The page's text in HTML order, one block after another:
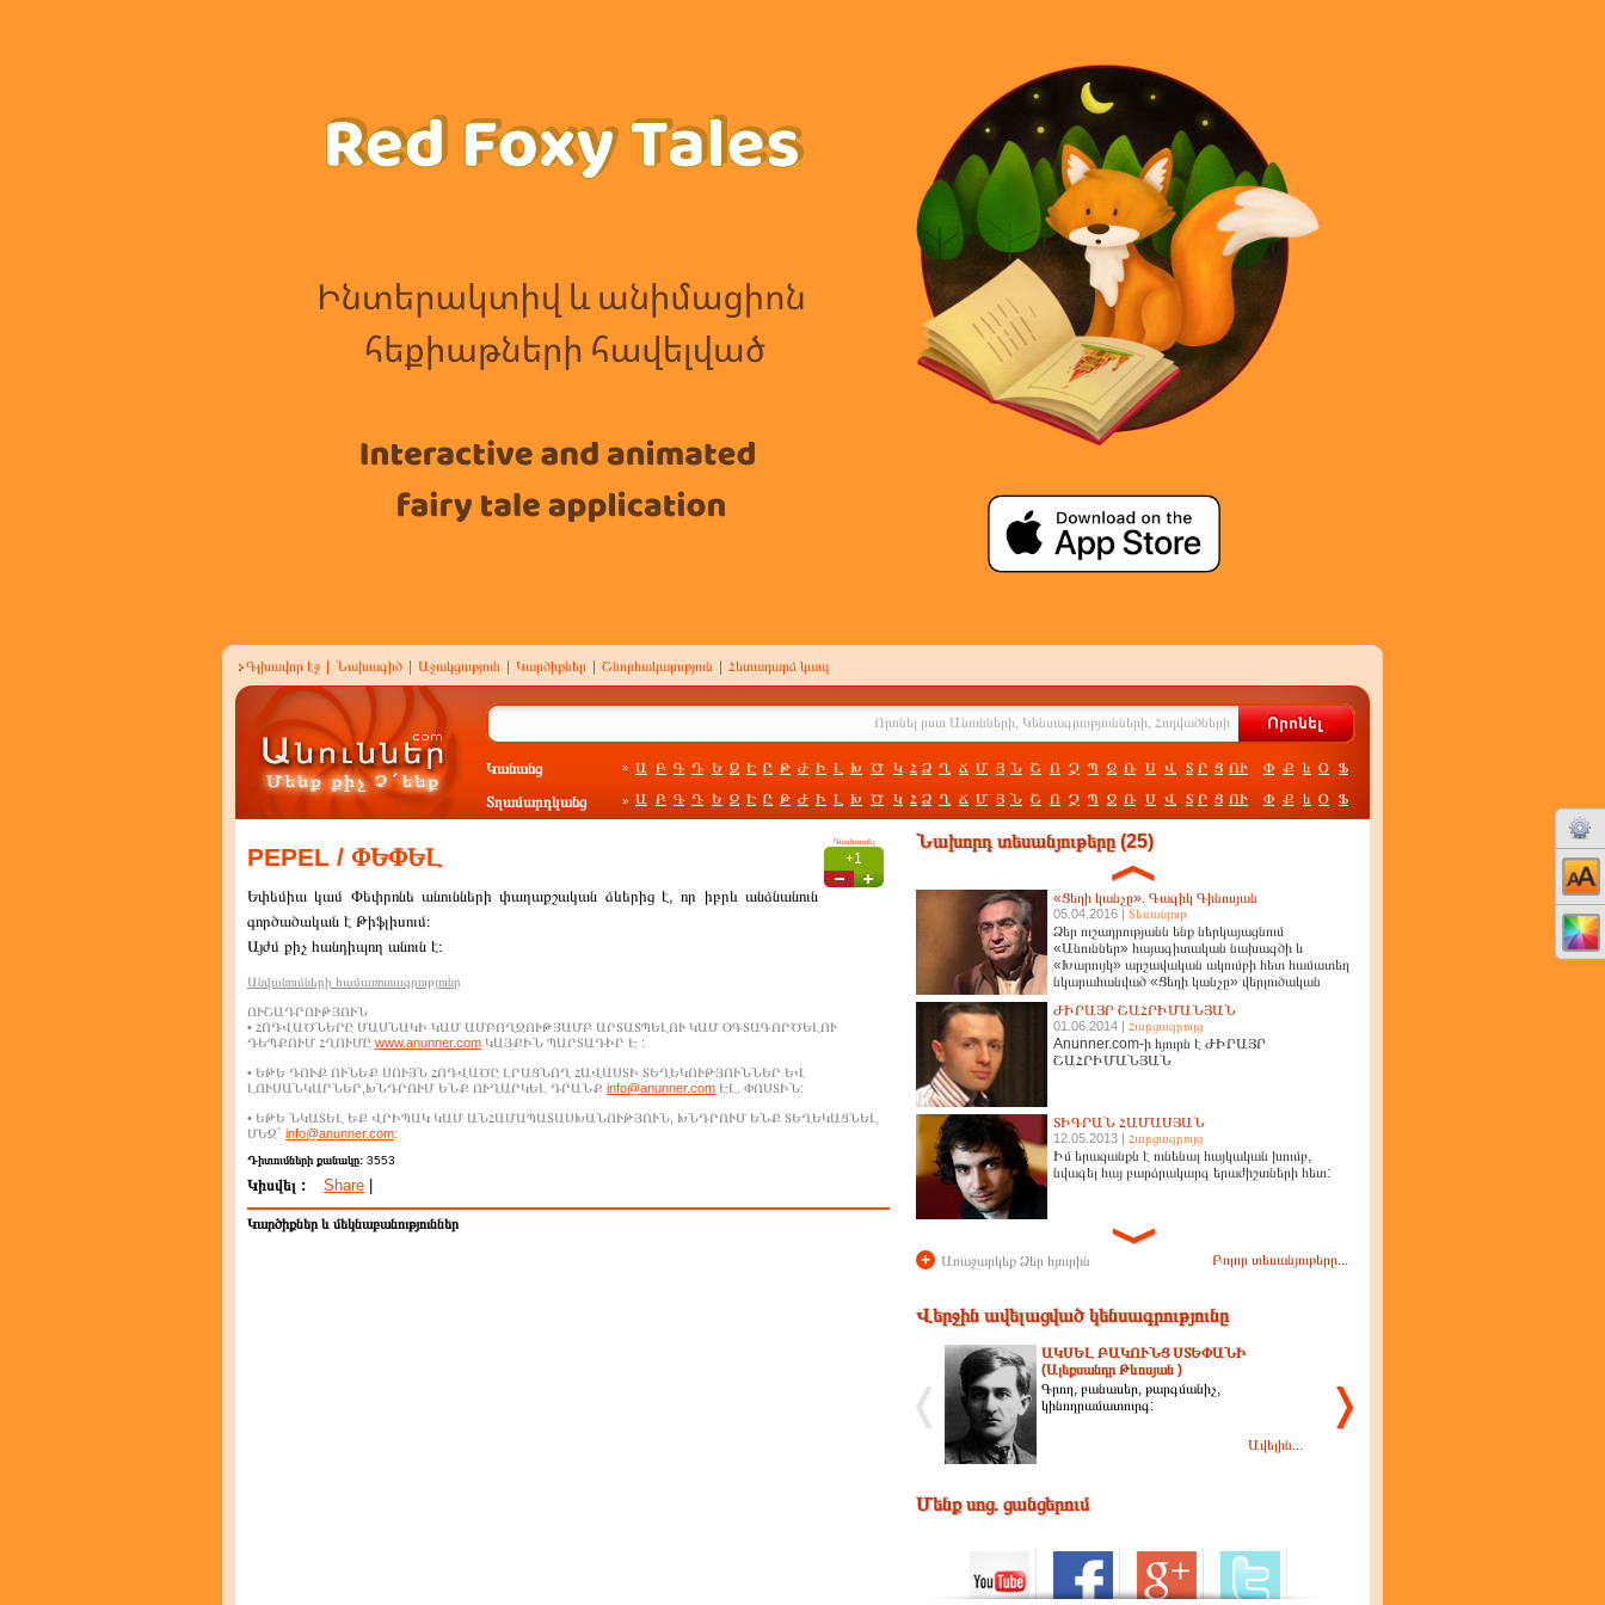
Գլխավոր էջ Նախագիծ Աջակցություն Կարծիքներ Շնորհակալություն Հետադարձ կապ
Կանանց » Ա Բ Գ Դ Ե Զ Է Ը Թ Ժ Ի Լ Խ Ծ Կ Հ Ձ Ղ Ճ Մ Յ Ն Շ Ո Չ Պ Ջ Ռ Ս Վ Տ Ր Ց ՈՒ Փ Ք և Օ Ֆ
Տղամարդկանց » Ա Բ Գ Դ Ե Զ Է Ը Թ Ժ Ի Լ Խ Ծ Կ Հ Ձ Ղ Ճ Մ Յ Ն Շ Ո Չ Պ Ջ Ռ Ս Վ Տ Ր Ց ՈՒ Փ Ք և Օ Ֆ
Գնահատել
+1
PEPEL / ՓԵՓԵԼ
Եփեմիա կամ Փեփրոնե անունների փաղաքշական ձևերից է, որ իբրև անձնանուն
գործածական է Թիֆլիսում։
Այժմ քիչ հանդիպող անուն է։
Անվանումների համառոտագրությունը
ՈՒՇԱԴՐՈՒԹՅՈՒՆ
• ՀՈԴՎԱԾՆԵՐԸ ՄԱՍՆԱԿԻ ԿԱՄ ԱՄԲՈՂՋՈՒԹՅԱՄԲ ԱՐՏԱՏՊԵԼՈՒ ԿԱՄ ՕԳՏԱԳՈՐԾԵԼՈՒ
ԴԵՊՔՈՒՄ ՀՂՈՒՄԸ www.anunner.com ԿԱՅՔԻՆ ՊԱՐՏԱԴԻՐ Է :
• ԵԹԵ ԴՈՒՔ ՈՒՆԵՔ ՍՈՒՅՆ ՀՈԴՎԱԾԸ ԼՐԱՑՆՈՂ ՀԱՎԱՍՏԻ ՏԵՂԵԿՈՒԹՅՈՒՆՆԵՐ ԵՎ
ԼՈՒՍԱՆԿԱՐՆԵՐ,ԽՆԴՐՈՒՄ ԵՆՔ ՈՒՂԱՐԿԵԼ ԴՐԱՆՔ info@anunner.com ԷԼ. ՓՈՍՏԻՆ:
• ԵԹԵ ՆԿԱՏԵԼ ԵՔ ՎՐԻՊԱԿ ԿԱՄ ԱՆՀԱՄԱՊԱՏԱՍԽԱՆՈՒԹՅՈՒՆ, ԽՆԴՐՈՒՄ ԵՆՔ ՏԵՂԵԿԱՑՆԵԼ
ՄԵԶ` info@anunner.com:
Դիտումների քանակը: 3553
Կիսվել : Share
Կարծիքներ և մեկնաբանություններ
Նախորդ տեսանյութերը (25)
«Ցեղի կանչը». Գագիկ Գինոսյան
05.04.2016 | Տեսանյութ
Ձեր ուշադրությանն ենք ներկայացնում
«Անուններ» հայագիտական նախագծի և
«Խարույկ» արշավական ակումբի հետ համատեղ
նկարահանված «Ցեղի կանչը» վերլուծական
ԺԻՐԱՅՐ ՇԱՀՐԻՄԱՆՅԱՆ
01.06.2014 | Հարցազրույց
Anunner.com-ի հյուրն է ԺԻՐԱՅՐ
ՇԱՀՐԻՄԱՆՅԱՆ
ՏԻԳՐԱՆ ՀԱՄԱՍՅԱՆ
12.05.2013 | Հարցազրույց
Իմ երազանքն է ունենալ հայկական խումբ,
նվագել հայ բարձրակարգ երաժիշտների հետ:
+ Առաջարկեք Ձեր հյուրին Բոլոր տեսանյութերը...
Վերջին ավելացված կենսագրությունը
ԱԿՍԵԼ ԲԱԿՈՒՆՑ ՍՏԵՓԱՆԻ
(Ալեքսանդր Թևոսյան )
Գրող, բանասեր, թարգմանիչ,
կինոդրամատուրգ:
Ավելին...
Մենք սոց. ցանցերում